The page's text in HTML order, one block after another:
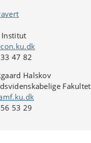
47 82
Halskov
Fakultet
53 29